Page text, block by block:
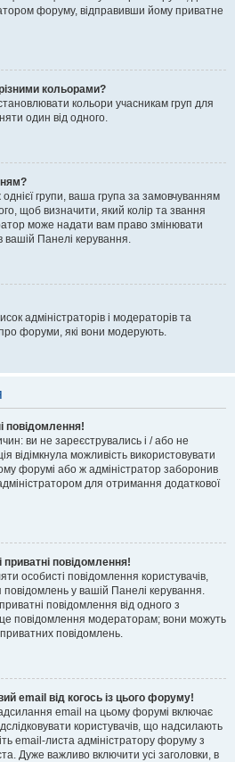
форуму, відправивши йому приватне
кольорами?
кольори учасникам груп для
один від одного.
групи, ваша група за замовчуванням
щоб визначити, який колір та звання
може надати вам право змінювати
вашій Панелі керування.
адміністраторів і модераторів та
форуми, які вони модерують.
повідомлення!
ви не зареєструвались і / або не
відімкнула можливість використовувати
форумі або ж адміністратор заборонив
для отримання додаткової
повідомлення!
особисті повідомлення користувачів,
у вашій Панелі керування.
повідомлення від одного з
це повідомлення модераторам; вони можуть
повідомлень.
email від когось із цього форуму!
email на цьому форумі включає
користувачів, що надсилають
email-листа адміністратору форуму з
Дуже важливо включити усі заголовки, в